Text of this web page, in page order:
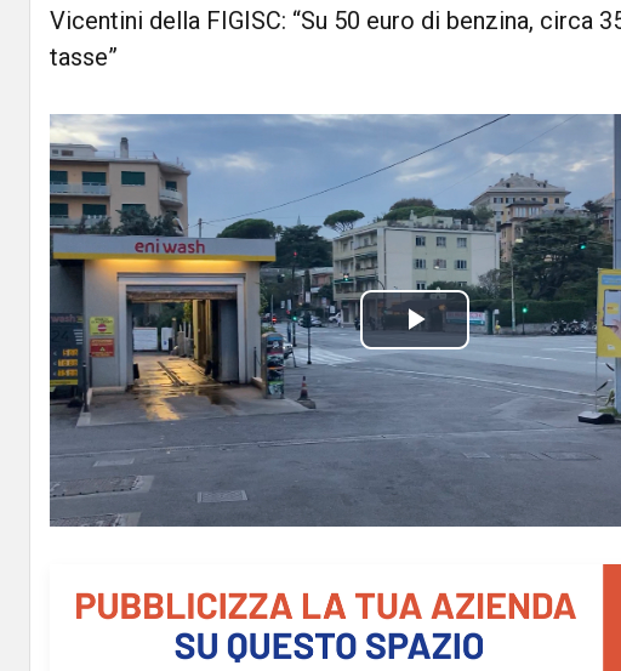
Vicentini della FIGISC: “Su 50 euro di benzina, circa
tasse”
P
a
i